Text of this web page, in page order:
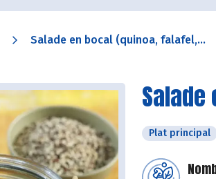
Salade en bocal (quinoa, falafel,...
Plat principal